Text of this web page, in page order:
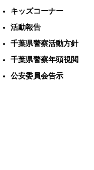
キッズコーナー
活動報告
千葉県警察活動方針
千葉県警察年頭視閲
公安委員会告示